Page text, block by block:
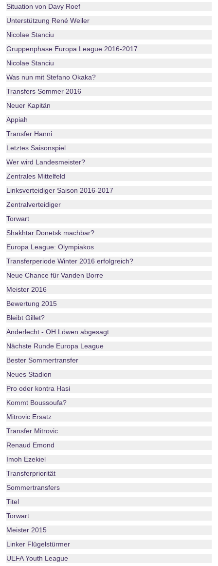
Situation von Davy Roef
Unterstützung René Weiler
Nicolae Stanciu
Gruppenphase Europa League 2016-2017
Nicolae Stanciu
Was nun mit Stefano Okaka?
Transfers Sommer 2016
Neuer Kapitän
Appiah
Transfer Hanni
Letztes Saisonspiel
Wer wird Landesmeister?
Zentrales Mittelfeld
Linksverteidiger Saison 2016-2017
Zentralverteidiger
Torwart
Shakhtar Donetsk machbar?
Europa League: Olympiakos
Transferperiode Winter 2016 erfolgreich?
Neue Chance für Vanden Borre
Meister 2016
Bewertung 2015
Bleibt Gillet?
Anderlecht - OH Löwen abgesagt
Nächste Runde Europa League
Bester Sommertransfer
Neues Stadion
Pro oder kontra Hasi
Kommt Boussoufa?
Mitrovic Ersatz
Transfer Mitrovic
Renaud Emond
Imoh Ezekiel
Transferpriorität
Sommertransfers
Titel
Torwart
Meister 2015
Linker Flügelstürmer
UEFA Youth League